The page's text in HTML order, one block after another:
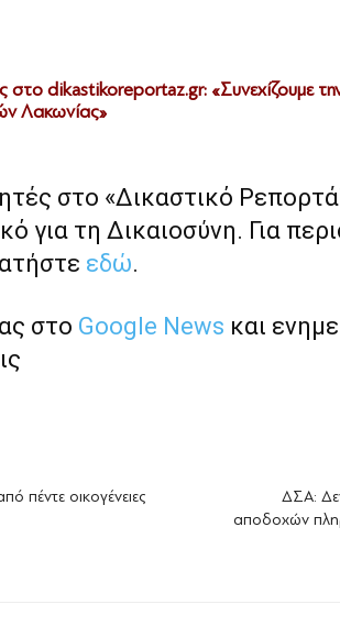
στο dikastikoreportaz.gr: «Συνεχίζουμε
Λακωνίας»
στο «Δικαστικό
για τη Δικαιοσύνη. Για
εδώ.
στο Google News και
πέντε οικογένειες
ΔΣΑ:
αποδοχών